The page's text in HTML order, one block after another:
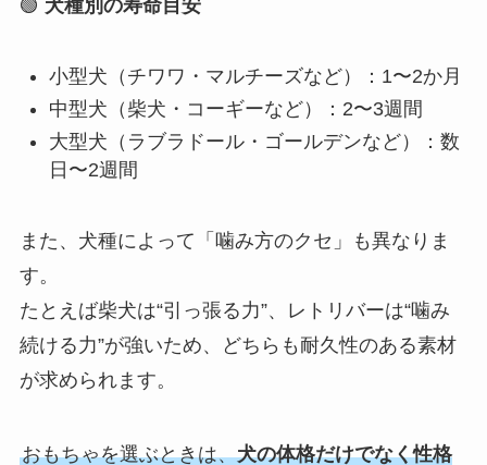
🟢 犬種別の寿命目安
小型犬（チワワ・マルチーズなど）：1〜2か月
中型犬（柴犬・コーギーなど）：2〜3週間
大型犬（ラブラドール・ゴールデンなど）：数
日〜2週間
また、犬種によって「噛み方のクセ」も異なりま
す。
たとえば柴犬は“引っ張る力”、レトリバーは“噛み
続ける力”が強いため、どちらも耐久性のある素材
が求められます。
おもちゃを選ぶときは、犬の体格だけでなく性格